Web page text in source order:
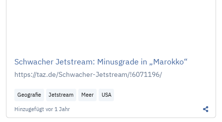
Schwacher Jetstream: Minusgrade in „Marokko“
https://taz.de/Schwacher-Jetstream/!6071196/
Geografie Jetstream Meer
USA
Hinzugefügt vor 1 Jahr